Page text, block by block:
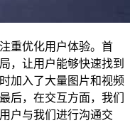
重优化用户体验。首
，让用户能够快速找到
加入了大量图片和视频
后，在交互方面，我们
户与我们进行沟通交